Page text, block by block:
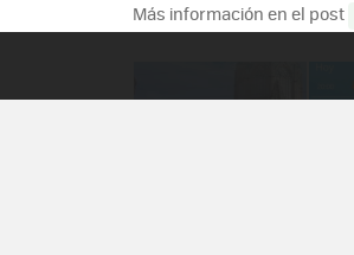
Más información en el post